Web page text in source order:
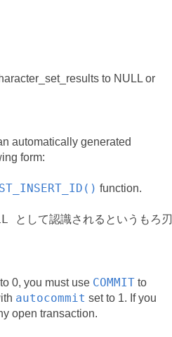
to NULL or
automatically generated
form:
function.
として認識されるというもろ刃
0, you must use COMMIT to
autocommit set to 1. If you
open transaction.